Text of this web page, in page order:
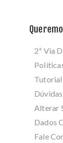
2ª Via
Alterar
Dados
Fale